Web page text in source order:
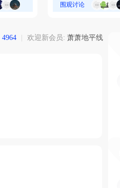
围观讨论
4964 欢迎新会员: 萧萧地平线